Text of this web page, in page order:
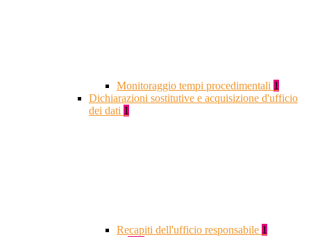
Monitoraggio tempi procedimentali 1
Dichiarazioni sostitutive e acquisizione d'ufficio
dei dati 1
Recapiti dell'ufficio responsabile 1